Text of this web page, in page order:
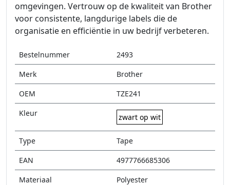
omgevingen. Vertrouw op de kwaliteit van Brother
voor consistente, langdurige labels die de
organisatie en efficiëntie in uw bedrijf verbeteren.
Bestelnummer
2493
Merk
Brother
OEM
TZE241
Kleur
zwart op wit
Type
Tape
EAN
4977766685306
Materiaal
Polyester